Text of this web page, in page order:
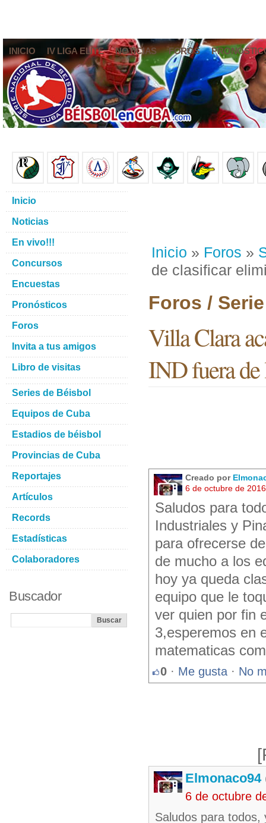
INICIO IV LIGA ELITE NOTICIAS FOROS
Inicio » Foros »
de clasificar
Foros /
Villa Clara
IND fuera de
Creado por
6 de octubre de
Saludos para
Industriales y
para ofrecerse
de mucho a los
hoy ya queda
equipo que le
ver quien por fin
3,esperemos en
matematicas
0 · Me gusta · No
Elmonaco94
6 de octubre
Saludos para
Inicio
Noticias
En vivo!!!
Concursos
Encuestas
Pronósticos
Foros
Invita a tus amigos
Libro de visitas
Series de Béisbol
Equipos de Cuba
Estadios de béisbol
Provincias de Cuba
Reportajes
Artículos
Records
Estadísticas
Colaboradores
Buscador